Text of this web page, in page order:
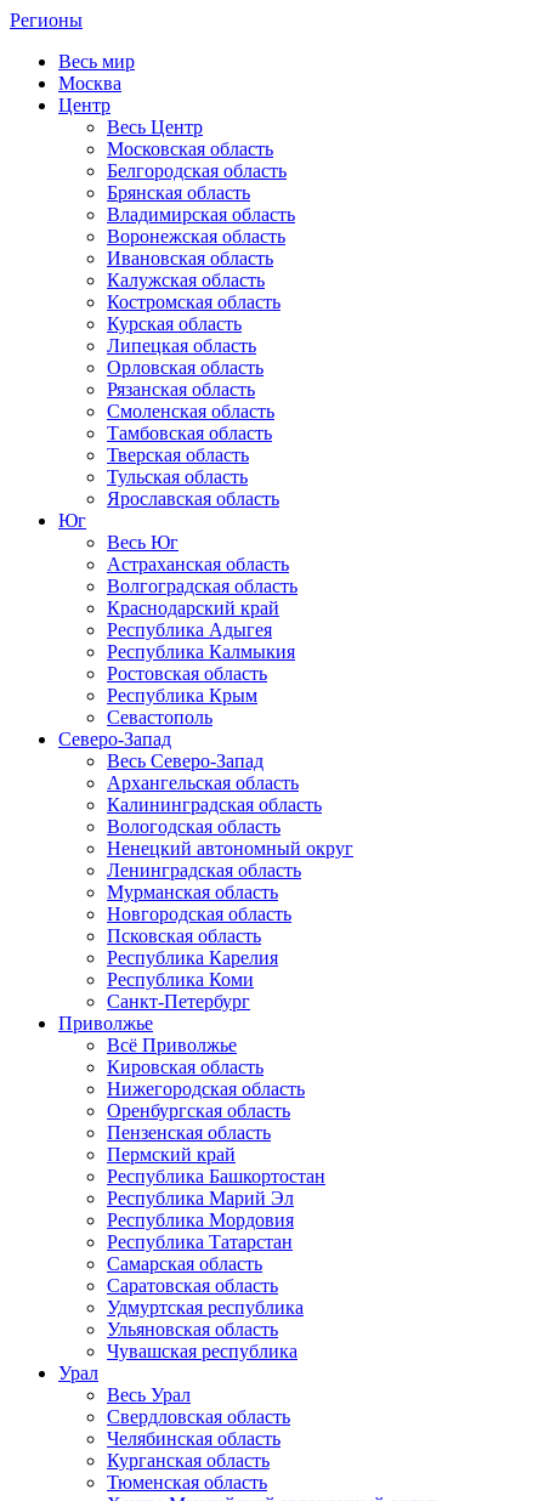
Регионы
Весь мир
Москва
Центр
Весь Центр
Московская область
Белгородская область
Брянская область
Владимирская область
Воронежская область
Ивановская область
Калужская область
Костромская область
Курская область
Липецкая область
Орловская область
Рязанская область
Смоленская область
Тамбовская область
Тверская область
Тульская область
Ярославская область
Юг
Весь Юг
Астраханская область
Волгоградская область
Краснодарский край
Республика Адыгея
Республика Калмыкия
Ростовская область
Республика Крым
Севастополь
Северо-Запад
Весь Северо-Запад
Архангельская область
Калининградская область
Вологодская область
Ненецкий автономный округ
Ленинградская область
Мурманская область
Новгородская область
Псковская область
Республика Карелия
Республика Коми
Санкт-Петербург
Приволжье
Всё Приволжье
Кировская область
Нижегородская область
Оренбургская область
Пензенская область
Пермский край
Республика Башкортостан
Республика Марий Эл
Республика Мордовия
Республика Татарстан
Самарская область
Саратовская область
Удмуртская республика
Ульяновская область
Чувашская республика
Урал
Весь Урал
Свердловская область
Челябинская область
Курганская область
Тюменская область